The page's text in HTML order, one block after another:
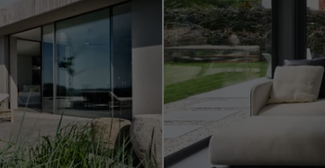
Annuler Enregistrer